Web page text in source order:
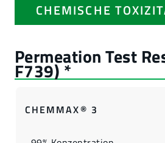
CHEMISCHE
CHEMMAX® 3